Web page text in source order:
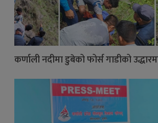
कर्णाली नदीमा डुबेको फोर्स गाडीको